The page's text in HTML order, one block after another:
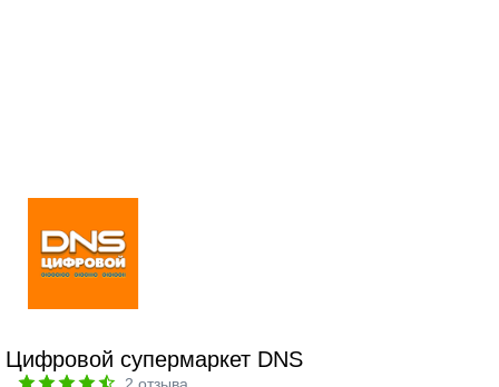
Цифровой супермаркет DNS